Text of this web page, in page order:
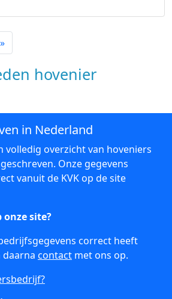
»
hovenier
in Nederland
volledig overzicht van hoveniers
Onze gegevens
vanuit de KVK op de site
site?
correct heeft
daarna contact met ons op.